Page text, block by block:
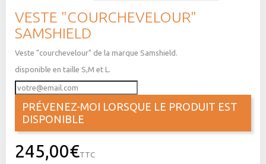
VESTE "COURCHEVELOUR"
SAMSHIELD
Veste "courchevelour" de la marque Samshield.
disponible en taille S,M et L.
PRÉVENEZ-MOI LORSQUE LE PRODUIT EST
DISPONIBLE
245,00€TTC